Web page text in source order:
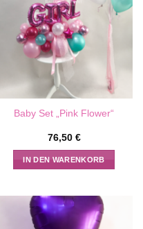
Baby Set „Pink Flower“
76,50 €
IN DEN WARENKORB